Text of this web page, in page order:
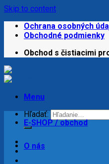
Skip to content
Ochrana osobných
Obchodné podmienky
Obchod s čistiacimi
Menu
Hľadať:
E-SHOP / obchod
O nás